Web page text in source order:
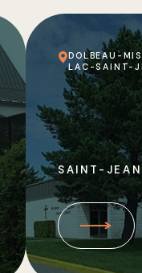
DOLBEAU-
LAC-SAINT-
SAINT-